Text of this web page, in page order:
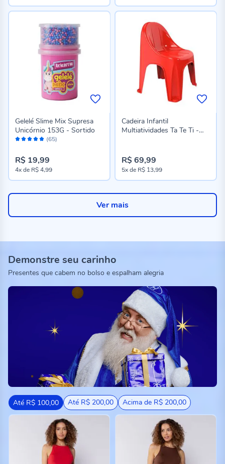
Avaliação: (65)
Gelelé Slime Mix Supresa
Unicórnio 153G - Sortido
R$ 19,99
4xde R$ 4,99
Cadeira Infantil
Multiatividades Ta Te Ti -
R$ 69,99
5xde R$ 13,99
Ver mais
Demonstre seu carinho
Presentes que cabem no bolso e espalham alegria
Até R$ 100,00 Até R$ 200,00 Acima de R$ 200,00